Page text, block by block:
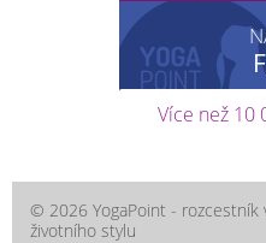
Více než 10
© 2026 YogaPoint - rozcestník
životního stylu